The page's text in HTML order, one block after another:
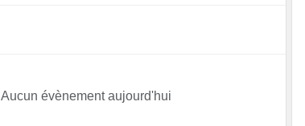
Aucun évènement aujourd'hui